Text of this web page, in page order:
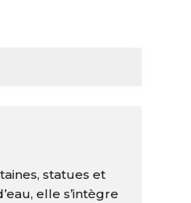
statues et
elle s’intègre